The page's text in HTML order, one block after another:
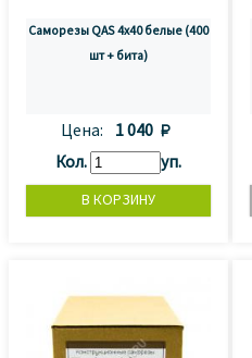
Саморезы QAS 4x40 белые (400
шт + бита)
Цена:
1 040 
Кол.
уп.